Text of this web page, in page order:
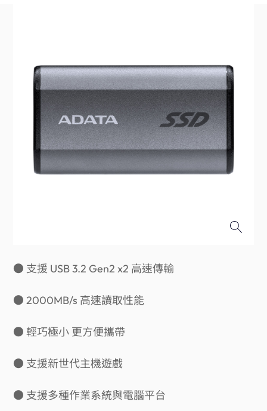
● 支援 USB 3.2 Gen2 x2 高速傳輸
● 2000MB/s 高速讀取性能
● 輕巧極小 更方便攜帶
● 支援新世代主機遊戲
● 支援多種作業系統與電腦平台